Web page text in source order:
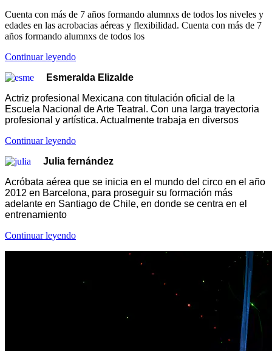
Cuenta con más de 7 años formando alumnxs de todos los niveles y
edades en las acrobacias aéreas y flexibilidad. Cuenta con más de 7
años formando alumnxs de todos los
Continuar leyendo
Esmeralda Elizalde
Actriz profesional Mexicana con titulación oficial de la
Escuela Nacional de Arte Teatral. Con una larga trayectoria
profesional y artística. Actualmente trabaja en diversos
Continuar leyendo
Julia fernández
Acróbata aérea que se inicia en el mundo del circo en el año
2012 en Barcelona, para proseguir su formación más
adelante en Santiago de Chile, en donde se centra en el
entrenamiento
Continuar leyendo